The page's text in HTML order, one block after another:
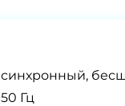
синхронный,
50 Гц